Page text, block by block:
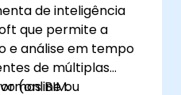
de inteligência
que permite a
e análise em tempo
de múltiplas
BIM.
(online ou